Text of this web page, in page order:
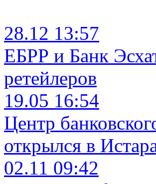
28.12 13:57
ЕБРР и Банк
ретейлеров
19.05 16:54
Центр
открылся в
02.11 09:42